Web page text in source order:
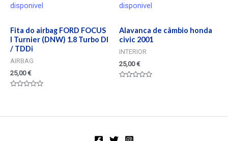
disponivel
Fita do airbag FORD FOCUS
I Turnier (DNW) 1.8 Turbo DI
/ TDDi
AIRBAG
25,00€
5
disponivel
Alavanca de câmbio honda
civic 2001
INTERIOR
25,00€